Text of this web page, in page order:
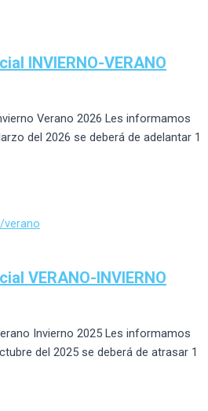
INVIERNO-VERANO
Verano 2026 Les informamos
del 2026 se deberá de adelantar 1
VERANO-INVIERNO
Invierno 2025 Les informamos
del 2025 se deberá de atrasar 1